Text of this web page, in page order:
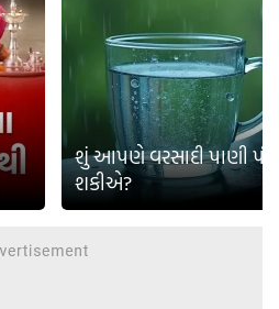
શું આપણે વરસાદી પાણી પી
શકીએ?